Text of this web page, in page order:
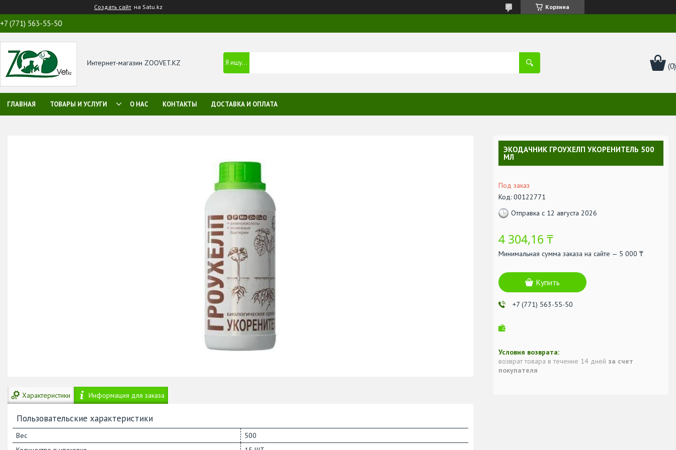
Создать сайт на Satu.kz Корзина
+7 (771) 563-55-50
Интернет-магазин ZOOVET.KZ
ГЛАВНАЯ ТОВАРЫ И УСЛУГИ О НАС КОНТАКТЫ ДОСТАВКА И ОПЛАТА
Характеристики Информация для заказа
Пользовательские характеристики
Вес
500
ЭКОДАЧНИК ГРОУХЕЛП УКОРЕНИТЕЛЬ 500
МЛ
Под заказ
Код: 00122771
Отправка с 12 августа 2026
4 304,16 ₸
Минимальная сумма заказа на сайте — 5 000 ₸
Купить
+7 (771) 563-55-50
возврат товара в течение 14 дней за счет
покупателя